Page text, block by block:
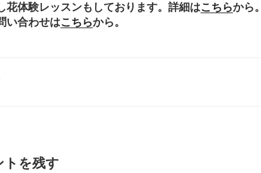
花体験レッスンもしております。詳細はこちらから。
い合わせはこちらから。
トを残す